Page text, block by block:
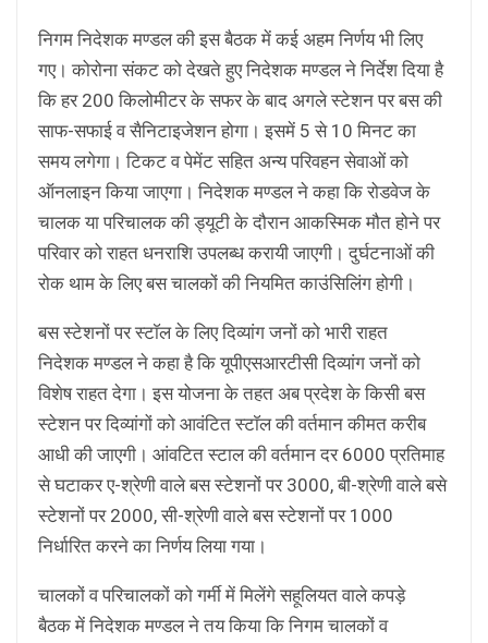
निगम निदेशक मण्डल की इस बैठक में कई अहम निर्णय भी लिए
गए। कोरोना संकट को देखते हुए निदेशक मण्डल ने निर्देश दिया है
कि हर 200 किलोमीटर के सफर के बाद अगले स्टेशन पर बस की
साफ-सफाई व सैनिटाइजेशन होगा। इसमें 5 से 10 मिनट का
समय लगेगा। टिकट व पेमेंट सहित अन्य परिवहन सेवाओं को
ऑनलाइन किया जाएगा। निदेशक मण्डल ने कहा कि रोडवेज के
चालक या परिचालक की ड्यूटी के दौरान आकस्मिक मौत होने पर
परिवार को राहत धनराशि उपलब्ध करायी जाएगी। दुर्घटनाओं की
रोक थाम के लिए बस चालकों की नियमित काउंसिलिंग होगी।
बस स्टेशनों पर स्टाॅल के लिए दिव्यांग जनों को भारी राहत
निदेशक मण्डल ने कहा है कि यूपीएसआरटीसी दिव्यांग जनों को
विशेष राहत देगा। इस योजना के तहत अब प्रदेश के किसी बस
स्टेशन पर दिव्यांगों को आवंटित स्टाॅल की वर्तमान कीमत करीब
आधी की जाएगी। आंवटित स्टाल की वर्तमान दर 6000 प्रतिमाह
से घटाकर ए-श्रेणी वाले बस स्टेशनों पर 3000, बी-श्रेणी वाले बसे
स्टेशनों पर 2000, सी-श्रेणी वाले बस स्टेशनों पर 1000
निर्धारित करने का निर्णय लिया गया।
चालकों व परिचालकों को गर्मी में मिलेंगे सहूलियत वाले कपड़े
बैठक में निदेशक मण्डल ने तय किया कि निगम चालकों व